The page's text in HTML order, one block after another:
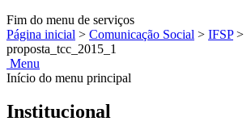
Fim do menu de serviços
Página inicial > Comunicação Social > IFSP >
proposta_tcc_2015_1
Menu
Início do menu principal
Institucional